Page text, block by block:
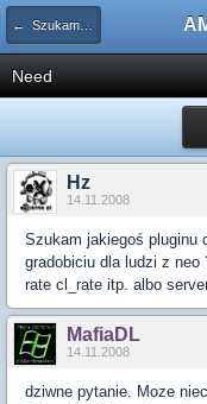
← Szukam pluginu
Need
Hz
14.11.2008
Szukam jakiegoś pluginu
gradobiciu dla ludzi z neo
rate cl_rate itp. albo
MafiaDL
14.11.2008
dziwne pytanie. Moze